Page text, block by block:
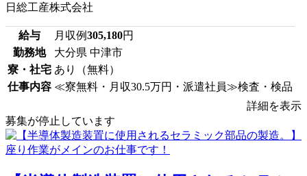
日総工産株式会社
給与 月収例305,180円
勤務地
大分県 中津市
寮・社宅 あり（無料）
仕事内容 ≪寮無料・月収30.5万円・派遣社員≫検査・検品
詳細を表示
募集が停止しています